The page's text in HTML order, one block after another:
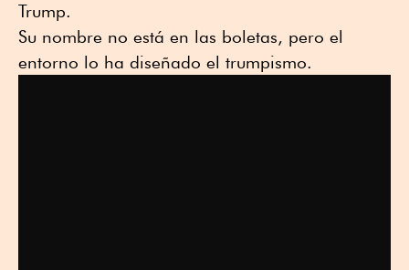
Trump.
Su nombre no está en las boletas, pero el
entorno lo ha diseñado el trumpismo.